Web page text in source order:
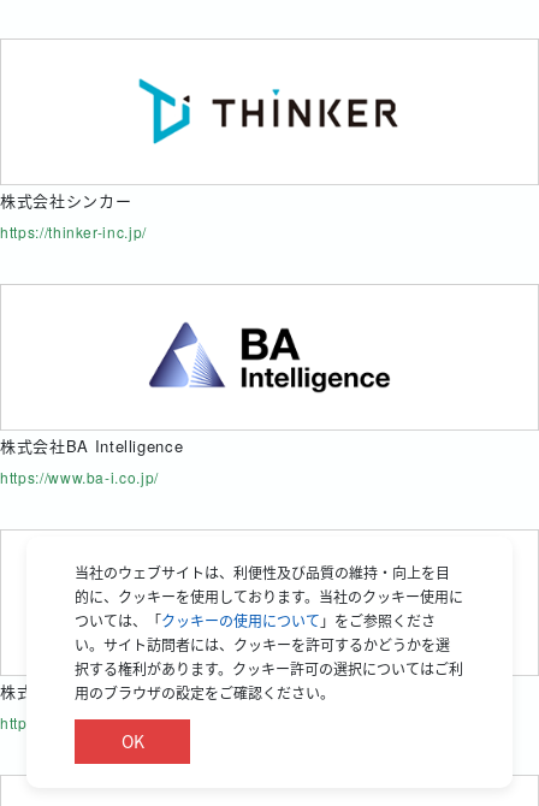
株式会社シンカー
https://thinker-inc.jp/
株式会社BA Intelligence
https://www.ba-i.co.jp/
株式会社ベル・ソレイユ
https://www.bellsoleil.co.jp/
当社のウェブサイトは、利便性及び品質の維持・向上を目
的に、クッキーを使用しております。当社のクッキー使用に
ついては、「クッキーの使用について 」をご参照くださ
い。サイト訪問者には、クッキーを許可するかどうかを選
択する権利があります。クッキー許可の選択についてはご利
用のブラウザの設定をご確認ください。
OK